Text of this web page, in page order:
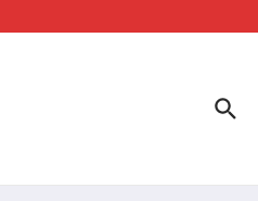
la data de caisse pour la transformer en